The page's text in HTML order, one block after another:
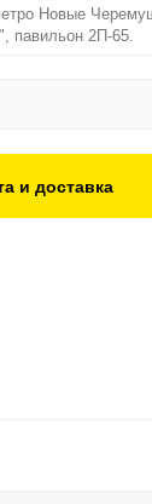
Новые
павильон 2П-65.
и доставка